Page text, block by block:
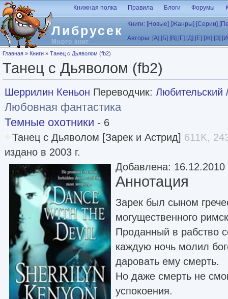
Перейти к основному содержанию
Либрусек
Много книг
Книжная полка Правила Блоги Форумы
Книги: [Новые] [Жанры] [Серии]
Авторы: [А] [Б] [В] [Г] [Д] [Е] [Ж] [З]
Вы здесь
Главная » Книги » Танец с Дьяволом (fb2)
Танец с Дьяволом (fb2)
Шеррилин Кеньон Переводчик: Любительский
Любовная фантастика
Темные охотники - 6
Танец с Дьяволом [Зарек и Астрид] 611K,
издано в 2003 г.
Добавлена: 16.12.2010
Аннотация
Зарек был сыном
могущественного
Проданный в рабство
каждую ночь молил
даровать ему смерть.
Но даже смерть не
успокоения.